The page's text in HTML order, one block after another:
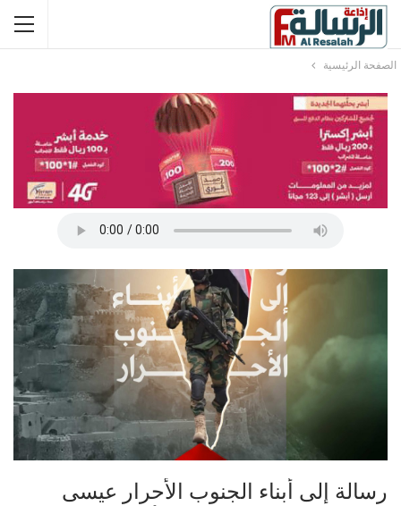
الصفحة الرئيسية
رسالة إلى أبناء الجنوب الأحرار عيسى